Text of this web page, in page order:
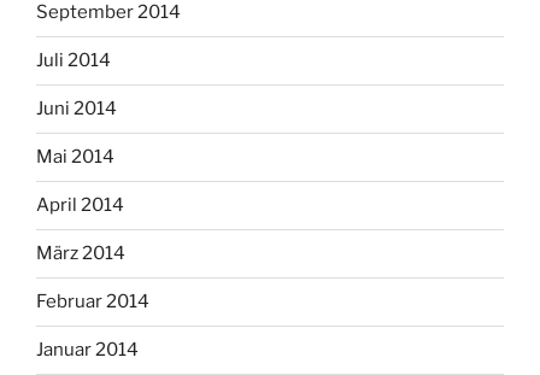
September 2014
Juli 2014
Juni 2014
Mai 2014
April 2014
März 2014
Februar 2014
Januar 2014